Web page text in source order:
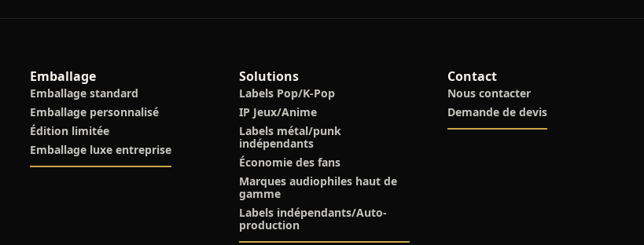
Emballage
Emballage standard
Emballage personnalisé
Édition limitée
Emballage luxe entreprise
Solutions
Labels Pop/K-Pop
IP Jeux/Anime
Labels métal/punk
indépendants
Économie des fans
Marques audiophiles haut de
gamme
Labels indépendants/Auto-
production
Contact
Nous contacter
Demande de devis